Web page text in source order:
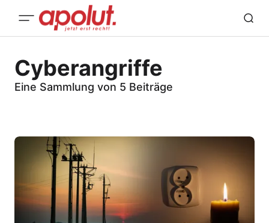
Cyberangriffe
Eine Sammlung von 5 Beiträge